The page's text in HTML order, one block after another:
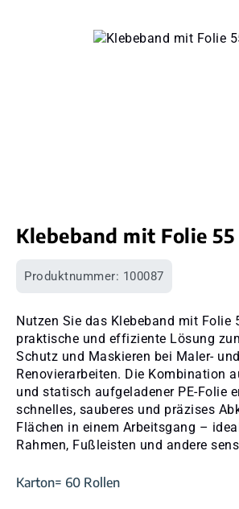
Bildergalerie überspringen
Klebeband mit Folie 55
Produktnummer: 100087
Nutzen Sie das Klebeband mit Folie
praktische und effiziente Lösung
Schutz und Maskieren bei Maler- und
Renovierarbeiten. Die Kombination
und statisch aufgeladener PE-Folie
schnelles, sauberes und präzises
Flächen in einem Arbeitsgang –
Rahmen, Fußleisten und andere
Karton= 60 Rollen